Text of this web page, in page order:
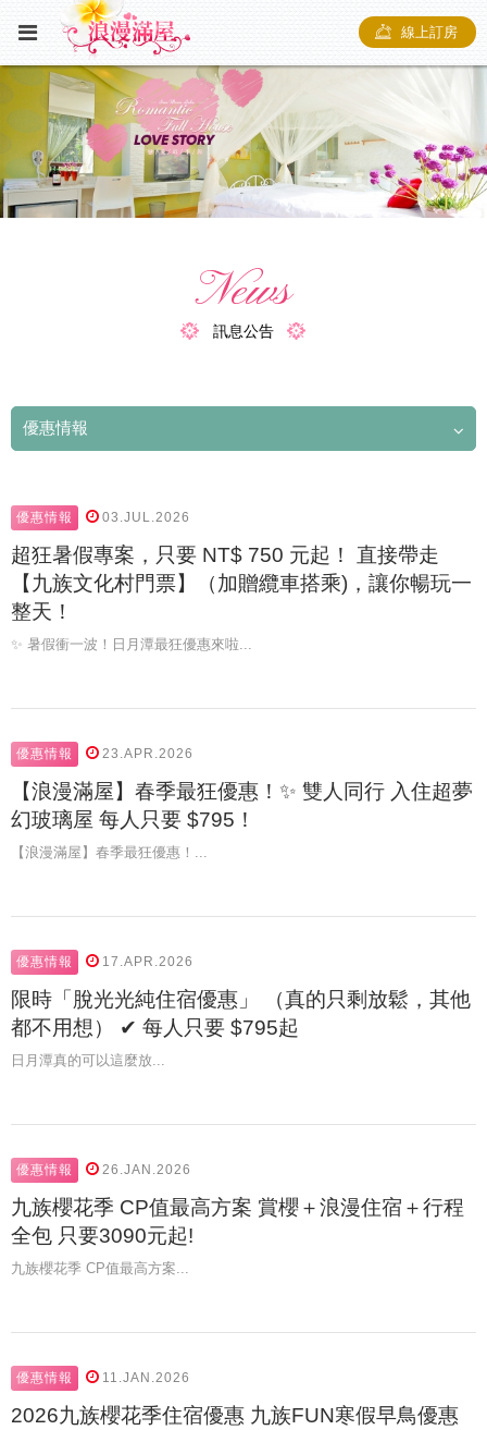
線上訂房
News
訊息公告
優惠情報
優惠情報 03.JUL.2026
超狂暑假專案，只要 NT$ 750 元起！ 直接帶走
【九族文化村門票】（加贈纜車搭乘)，讓你暢玩一
整天！
✨ 暑假衝一波！日月潭最狂優惠來啦...
優惠情報 23.APR.2026
【浪漫滿屋】春季最狂優惠！✨ ​雙人同行 入住超夢
幻玻璃屋 每人只要 $795！
【浪漫滿屋】春季最狂優惠！...
優惠情報 17.APR.2026
限時「脫光光純住宿優惠」 （真的只剩放鬆，其他
都不用想） ✔ 每人只要 $795起
日月潭真的可以這麼放...
優惠情報 26.JAN.2026
九族櫻花季 CP值最高方案 賞櫻＋浪漫住宿＋行程
全包 只要3090元起!
九族櫻花季 CP值最高方案...
優惠情報 11.JAN.2026
2026九族櫻花季住宿優惠 九族FUN寒假早鳥優惠